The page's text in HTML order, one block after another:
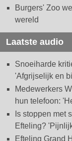
Burgers' Zoo
wereld
Laatste audio
Snoeiharde
'Afgrijselijk en
Medewerkers
hun telefoon:
Is stoppen met
Efteling?
Efteling Grand